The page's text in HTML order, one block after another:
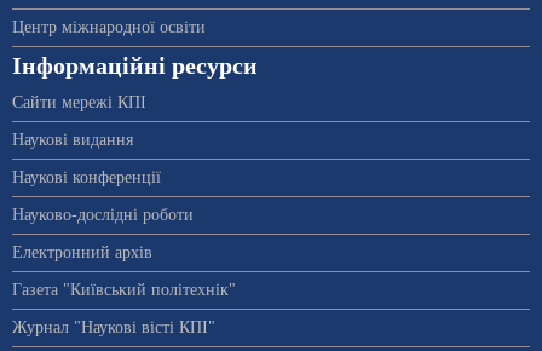
Центр міжнародної освіти
Інформаційні ресурси
Сайти мережі КПІ
Наукові видання
Наукові конференції
Науково-дослідні роботи
Електронний архів
Газета "Київський політехнік"
Журнал "Наукові вісті КПІ"